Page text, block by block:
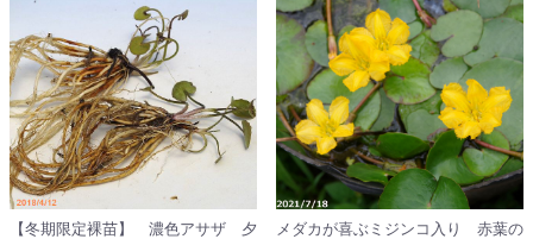
【冬期限定裸苗】 濃色アサザ 夕
メダカが喜ぶミジンコ入り 赤葉の